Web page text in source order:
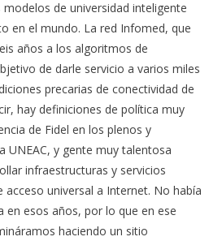
de universidad inteligente
en el mundo. La red Infomed, que
años a los algoritmos de
de darle servicio a varios miles
precarias de conectividad de
hay definiciones de política muy
de Fidel en los plenos y
UNEAC, y gente muy talentosa
infraestructuras y servicios
acceso universal a Internet. No había
en esos años, por lo que en ese
haciendo un sitio